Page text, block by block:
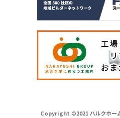
Copyright ©2021 ハルクホ